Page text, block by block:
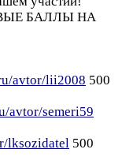
БАЛЛЫ НА
avtor/lii2008 500
avtor/semeri59
lksozidatel 500